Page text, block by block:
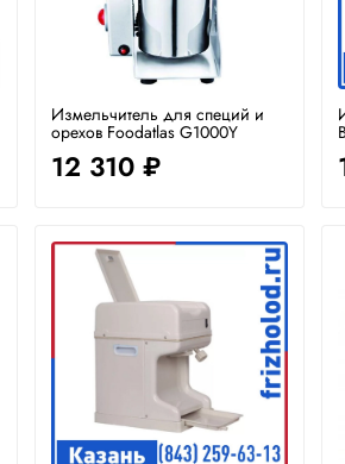
Измельчитель для специй и
орехов Foodatlas G1000Y
12 310 ₽